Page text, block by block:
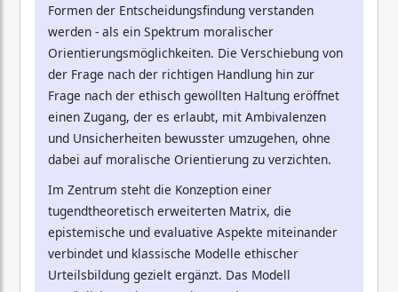
Formen der Entscheidungsfindung verstanden
werden - als ein Spektrum moralischer
Orientierungsmöglichkeiten. Die Verschiebung von
der Frage nach der richtigen Handlung hin zur
Frage nach der ethisch gewollten Haltung eröffnet
einen Zugang, der es erlaubt, mit Ambivalenzen
und Unsicherheiten bewusster umzugehen, ohne
dabei auf moralische Orientierung zu verzichten.
Im Zentrum steht die Konzeption einer
tugendtheoretisch erweiterten Matrix, die
epistemische und evaluative Aspekte miteinander
verbindet und klassische Modelle ethischer
Urteilsbildung gezielt ergänzt. Das Modell